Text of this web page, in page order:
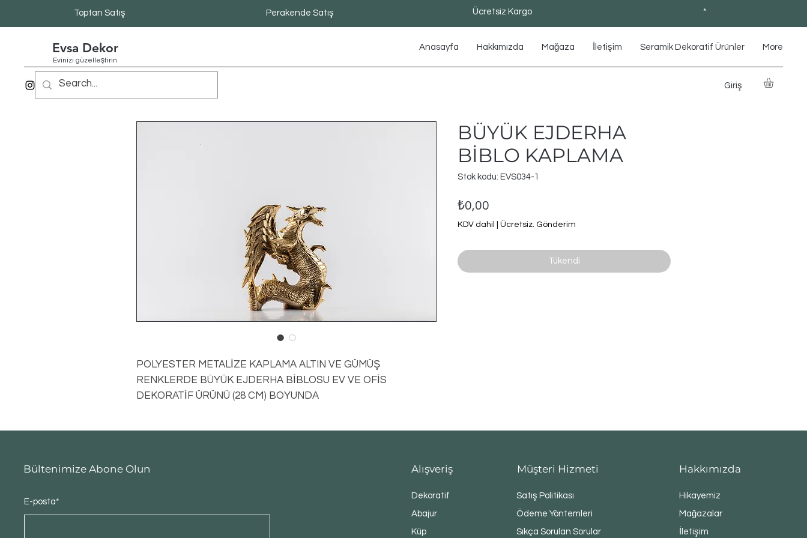
Toptan Satış Perakende Satış Ücretsiz Kargo *
Evsa Dekor
Evinizi güzelleştirin
Anasayfa Hakkımızda Mağaza İletişim Seramik Dekoratif Ürünler More
Giriş
POLYESTER METALİZE KAPLAMA ALTIN VE GÜMÜŞ
RENKLERDE BÜYÜK EJDERHA BİBLOSU EV VE OFİS
DEKORATİF ÜRÜNÜ (28 CM) BOYUNDA
BÜYÜK EJDERHA
BİBLO KAPLAMA
Stok kodu: EVS034-1
₺0,00
KDV dahil Ücretsiz. Gönderim
Tükendi
Bültenimize Abone Olun
E-posta*
Alışveriş
Dekoratif
Abajur
Küp
Müşteri Hizmeti
Satış Politikası
Ödeme Yöntemleri
Sıkça Sorulan Sorular
Hakkımızda
Hikayemiz
Mağazalar
İletişim